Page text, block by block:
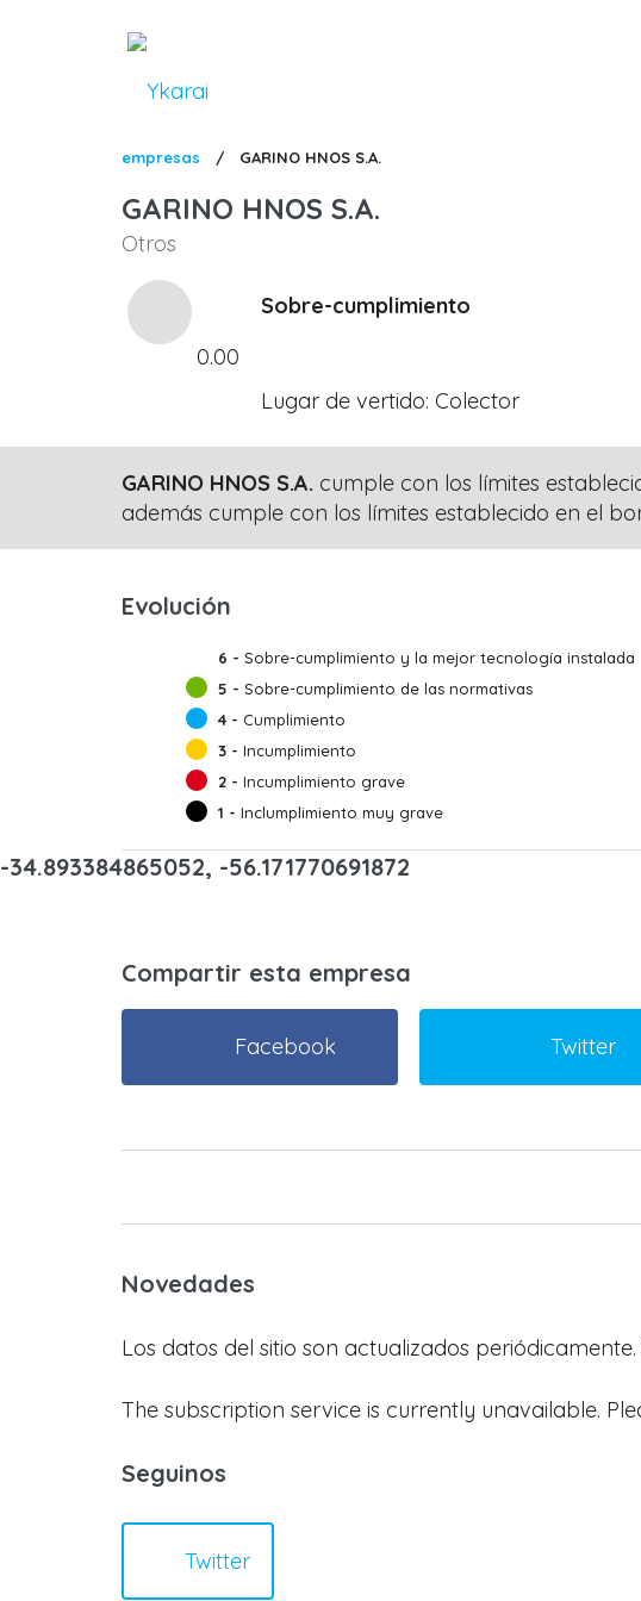
Sobrescribir
enlaces
de
a
la
navegación
empresas / GARINO HNOS S.A.
GARINO HNOS S.A.
Otros
Sobre-cumplimiento
0.00
Lugar de vertido Colector
GARINO HNOS S.A. cumple con los límites
además cumple con los límites establecido en el
Evolución
6 - Sobre-cumplimiento y la mejor tecnología instalada
5 - Sobre-cumplimiento de las normativas
4 - Cumplimiento
3 - Incumplimiento
2 - Incumplimiento grave
1 - Inclumplimiento muy grave
-34.893384865052, -56.171770691872
Compartir esta empresa
Facebook Twitter
Novedades
Los datos del sitio son actualizados
The subscription service is currently unavailable.
Seguinos
Twitter